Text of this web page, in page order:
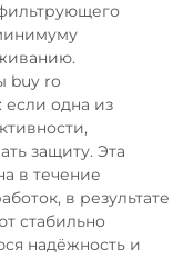
buy ro
если одна из
защиту. Эта
в течение
в результате
стабильно
надёжность и